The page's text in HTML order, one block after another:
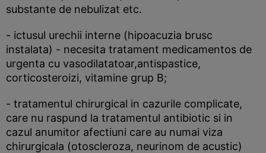
substante de nebulizat etc.
- ictusul urechii interne (hipoacuzia brusc
instalata) - necesita tratament medicamentos de
urgenta cu vasodilatatoar,antispastice,
corticosteroizi, vitamine grup B;
- tratamentul chirurgical in cazurile complicate,
care nu raspund la tratamentul antibiotic si in
cazul anumitor afectiuni care au numai viza
chirurgicala (otoscleroza, neurinom de acustic)